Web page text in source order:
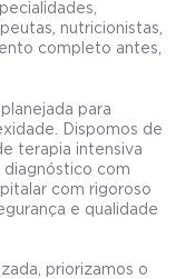
nutricionistas,
completo antes,
para
Dispomos de
terapia intensiva
diagnóstico com
com rigoroso
e qualidade
priorizamos o